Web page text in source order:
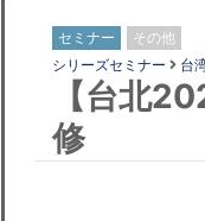
セミナー その他
シリーズセミナー 台
【台北
修